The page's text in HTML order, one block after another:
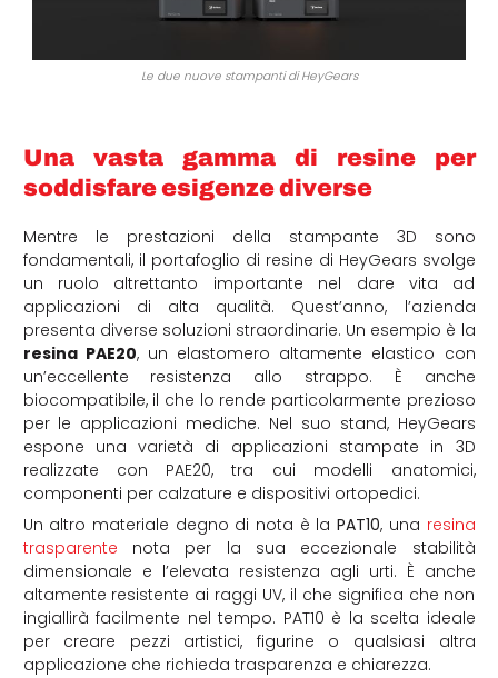
Le due nuove stampanti di HeyGears
Una vasta gamma di resine per
soddisfare esigenze diverse
Mentre le prestazioni della stampante 3D sono
fondamentali, il portafoglio di resine di HeyGears svolge
un ruolo altrettanto importante nel dare vita ad
applicazioni di alta qualità. Quest’anno, l’azienda
presenta diverse soluzioni straordinarie. Un esempio è la
resina PAE20, un elastomero altamente elastico con
un’eccellente resistenza allo strappo. È anche
biocompatibile, il che lo rende particolarmente prezioso
per le applicazioni mediche. Nel suo stand, HeyGears
espone una varietà di applicazioni stampate in 3D
realizzate con PAE20, tra cui modelli anatomici,
componenti per calzature e dispositivi ortopedici.
Un altro materiale degno di nota è laPAT10, una resina
trasparente nota per la sua eccezionale stabilità
dimensionale e l’elevata resistenza agli urti. È anche
altamente resistente ai raggi UV, il che significa che non
ingiallirà facilmente nel tempo. PAT10 è la scelta ideale
per creare pezzi artistici, figurine o qualsiasi altra
applicazione che richieda trasparenza e chiarezza.